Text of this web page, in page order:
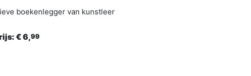
boekenlegger van kunstleer
€ 6,99